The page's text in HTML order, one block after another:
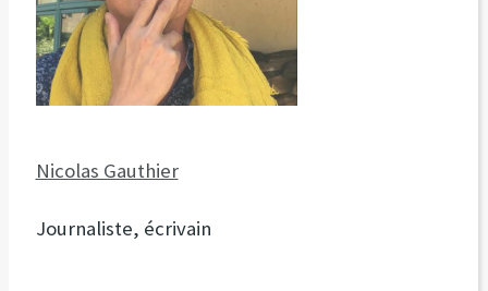
Nicolas Gauthier
Journaliste, écrivain